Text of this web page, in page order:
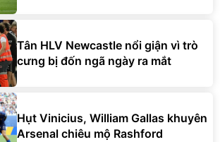
Tân HLV Newcastle nổi giận vì trò
cưng bị đốn ngã ngày ra mắt
Hụt Vinicius, William Gallas khuyên
Arsenal chiêu mộ Rashford